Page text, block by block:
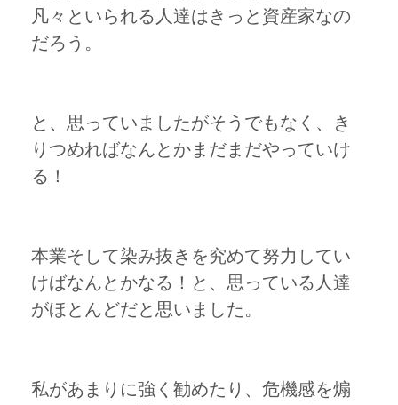
凡々といられる人達はきっと資産家なの
だろう。
と、思っていましたがそうでもなく、き
りつめればなんとかまだまだやっていけ
る！
本業そして染み抜きを究めて努力してい
けばなんとかなる！と、思っている人達
がほとんどだと思いました。
私があまりに強く勧めたり、危機感を煽